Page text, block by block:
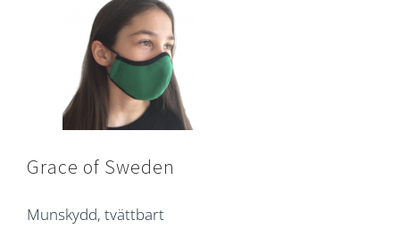
Grace of Sweden
Munskydd, tvättbart